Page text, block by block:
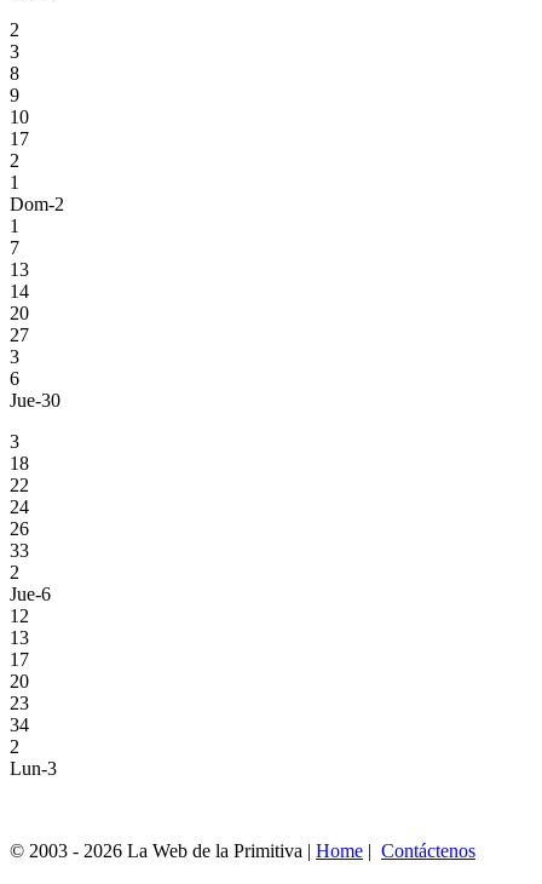
2
3
8
9
10
17
2
1
Dom-2
1
7
13
14
20
27
3
6
Jue-30
3
18
22
24
26
33
2
Jue-6
12
13
17
20
23
34
2
Lun-3
© 2003 - 2026 La Web de la Primitiva | Home | Contáctenos